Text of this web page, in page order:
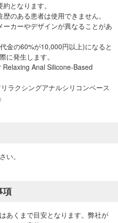
となります。
のある患者は使用できません。
カーやデザインが異なることがあ
金の60%が10,000円以上)になると
に発生します。
Anal Silicone-Based
ラクシングアナルシリコンベース
い。
項
あくまで目安となります。弊社が